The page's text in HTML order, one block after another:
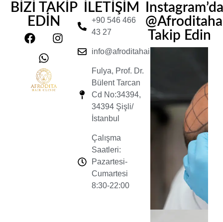
BİZİ TAKİP
EDİN
İLETİŞİM
+90 546 466
43 27
info@afroditahairclinic.com
Fulya, Prof. Dr.
Bülent Tarcan
Cd No:34394,
34394 Şişli/
İstanbul
Çalışma
Saatleri:
Pazartesi-
Cumartesi
8:30-22:00
Instagram’da
Takip Edin